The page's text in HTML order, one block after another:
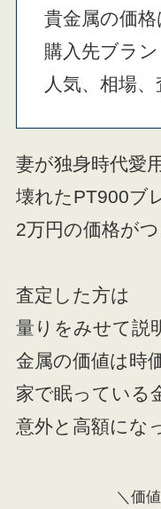
貴金属の価
購入先ブラ
人気、相場、
妻が独身時代愛
壊れたPT900ブ
2万円の価格がつ
査定した方は
量りをみせて説
金属の価値は時
家で眠っている
意外と高額にな
＼価